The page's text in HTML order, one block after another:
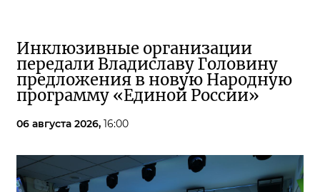
Инклюзивные организации
передали Владиславу Головину
предложения в новую Народную
программу «Единой России»
06 августа 2026, 16:00